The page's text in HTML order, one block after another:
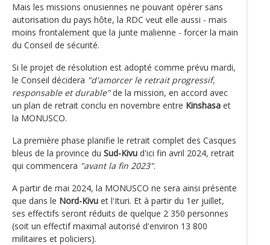
Mais les missions onusiennes ne pouvant opérer sans
autorisation du pays hôte, la RDC veut elle aussi - mais
moins frontalement que la junte malienne - forcer la main
du Conseil de sécurité.
Si le projet de résolution est adopté comme prévu mardi,
le Conseil décidera "d'amorcer le retrait progressif,
responsable et durable"de la mission, en accord avec
un plan de retrait conclu en novembre entre Kinshasa et
la MONUSCO.
La première phase planifie le retrait complet des Casques
bleus de la province du Sud-Kivu d'ici fin avril 2024, retrait
qui commencera "avant la fin 2023".
A partir de mai 2024, la MONUSCO ne sera ainsi présente
que dans le Nord-Kivu et l'Ituri. Et à partir du 1er juillet,
ses effectifs seront réduits de quelque 2 350 personnes
(soit un effectif maximal autorisé d'environ 13 800
militaires et policiers).